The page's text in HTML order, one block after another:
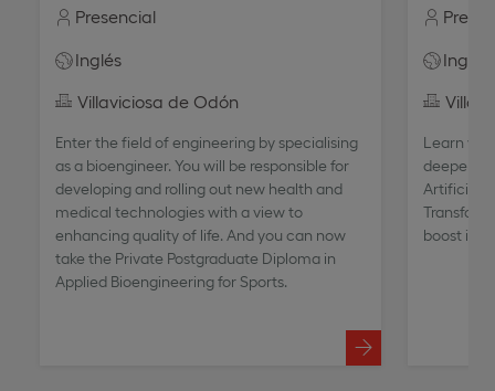
Presencial
Inglés
Villaviciosa de Odón
Enter the field of engineering by specialising
as a bioengineer. You will be responsible for
developing and rolling out new health and
medical technologies with a view to
enhancing quality of life. And you can now
take the Private Postgraduate Diploma in
Applied Bioengineering for Sports.
Inglés
Learn
deepen
Artificial
boost in